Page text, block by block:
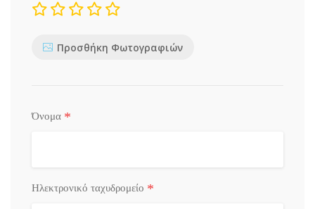
Προσθήκη Φωτογραφιών
Όνομα *
Ηλεκτρονικό ταχυδρομείο *